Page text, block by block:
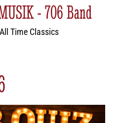
- 706 Band
Time Classics